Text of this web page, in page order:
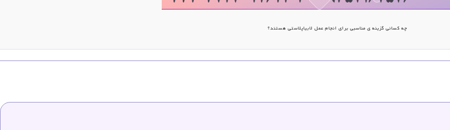
چه کسانی گزینه ی مناسبی برای انجام عمل لابیاپلاستی هستند؟